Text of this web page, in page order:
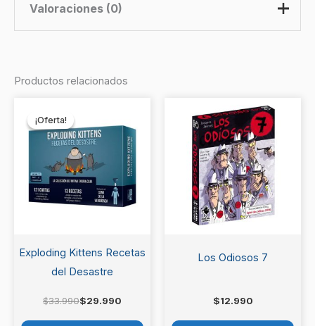
Valoraciones (0)
Society”
Debesacceder para publicar una valoración.
Productos relacionados
¡Oferta!
¡Oferta!
Exploding Kittens Recetas
del Desastre
$33.990
original
era:
$33.990.
$29.990
actual
es:
$29.990.
Los Odiosos 7
$12.990